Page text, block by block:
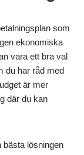
som
ekonomiska
vara ett bra val
du har råd med
är mer
där du kan
bästa lösningen